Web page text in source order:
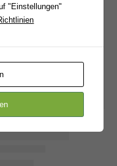
"Einstellungen"